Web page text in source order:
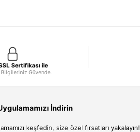
Sertifikası ile
Bilgileriniz Güvende.
İndirin
keşfedin, size özel fırsatları yakalayın!